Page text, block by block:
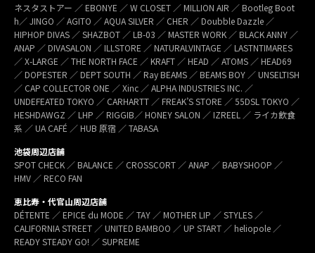
ネスタストアー ／ EBONYE ／ W CLOSET ／ MILLION AIR ／ Bootleg Boot
h／ JINGO ／ AGITO ／ AQUA SILVER ／ CHER ／ Doubble Dazzle ／
HIPHOP DIVAS ／ SHAZBOT ／ LB-03 ／ MASTER WORK ／ BLACK ANNY ／
ANAP ／ DIVASALON ／ ILLSTORE ／ NATURALVINTAGE ／ LASTNTIMARES
／ X-LARGE ／ THE NORTH FACE ／ KRAFT ／ HEAD ／ ATOMS ／ HEAD69
／ DOPESTER ／ DEPT SOUTH ／ Ray BEAMS ／ BEAMS BOY ／ UNSELTISH
／ CAP COLLECTOR ONE ／ Xinc ／ ALPHA INDUSTRIES INC. ／
UNDEFEATED TOKYO ／ CARHARTT ／ FREAK’S STORE ／ 55DSL TOKYO ／
HESHDAWGZ ／ LHP ／ RIGGIB／ HONEY SALON ／ IZREEL ／ ライカ飲食
系 ／ UA CAFÉ ／ HUB 原宿 ／ TABASA
池袋周辺店舗
SPOT CHECK ／ BALANCE ／ CROSSCORT ／ ANAP ／ BABYSHOOP ／
HMV ／ RECO FAN
恵比寿・代官山周辺店舗
DÉTENTE ／ EPICE du MODE ／ TAY ／ MOTHER LIP ／ STYLES ／
CALIFORNIA STREET ／ UNITED BAMBOO ／ UP START ／ heliopole ／
READY STEADY GO! ／ SUPREME